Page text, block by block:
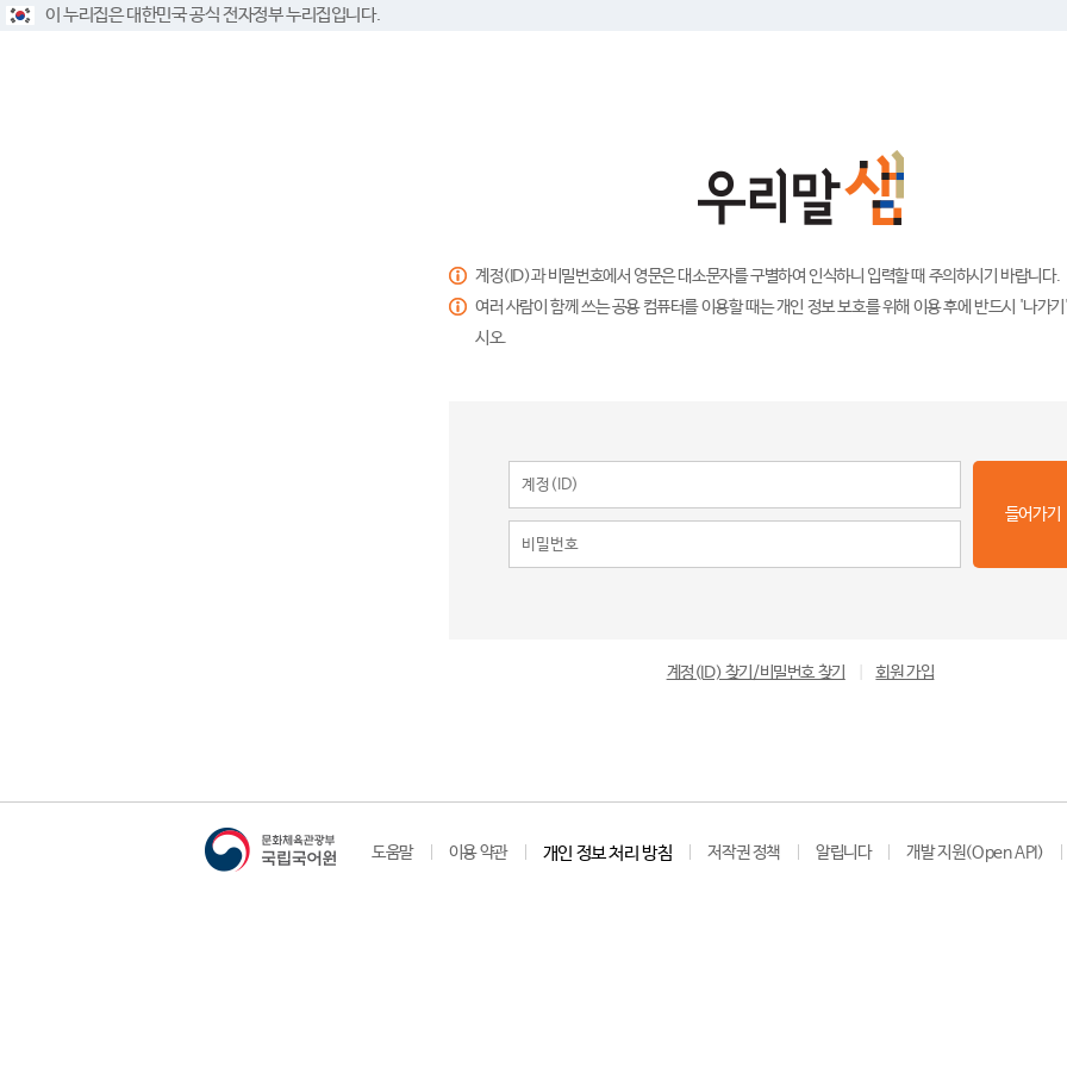
이 누리집은 대한민국 공식 전자정부 누리집입니다.
계정(ID)과 비밀번호에서 영문은 대소문자를 구별하여 인식하니 입력할 때 주의하시기 바랍니다.
여러 사람이 함께 쓰는 공용 컴퓨터를 이용할 때는 개인 정보 보호를 위해 이용 후에 반드시 '나가
시오.
들어가기
계정(ID) 찾기/비밀번호 찾기 회원 가입
도움말 이용 약관 개인 정보 처리 방침 저작권 정책 알립니다 개발 지원(Open API)